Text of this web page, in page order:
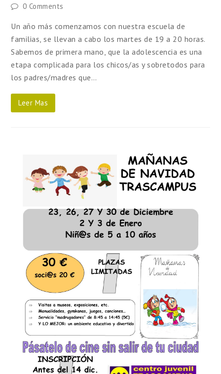
0 Comments
Un año más comenzamos con nuestra escuela de
familias, se llevan a cabo los martes de 19 a 20 horas.
Sabemos de primera mano, que la adolescencia es una
etapa complicada para los chicos/as y sobretodos para
los padres/madres que…
Leer Mas